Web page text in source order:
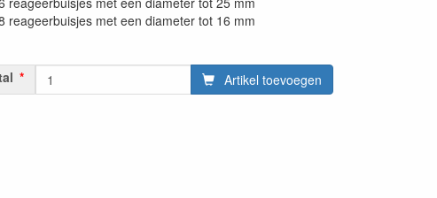
reageerbuisjes met een diameter tot 16 mm
Artikel toevoegen